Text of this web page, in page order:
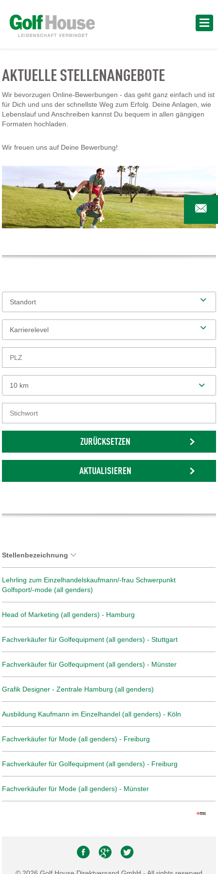
AKTUELLE STELLENANGEBOTE
Wir bevorzugen Online-Bewerbungen - das geht ganz einfach und ist
für Dich und uns der schnellste Weg zum Erfolg. Deine Anlagen, wie
Lebenslauf und Anschreiben kannst Du bequem in allen gängigen
Formaten hochladen.
Wir freuen uns auf Deine Bewerbung!
Standort
Karrierelevel
10 km
ZURÜCKSETZEN
AKTUALISIEREN
Stellenbezeichnung
Lehrling zum Einzelhandelskaufmann/-frau Schwerpunkt
Golfsport/-mode (all genders)
Head of Marketing (all genders) - Hamburg
Fachverkäufer für Golfequipment (all genders) - Stuttgart
Fachverkäufer für Golfequipment (all genders) - Münster
Grafik Designer - Zentrale Hamburg (all genders)
Ausbildung Kaufmann im Einzelhandel (all genders) - Köln
Fachverkäufer für Mode (all genders) - Freiburg
Fachverkäufer für Golfequipment (all genders) - Freiburg
Fachverkäufer für Mode (all genders) - Münster